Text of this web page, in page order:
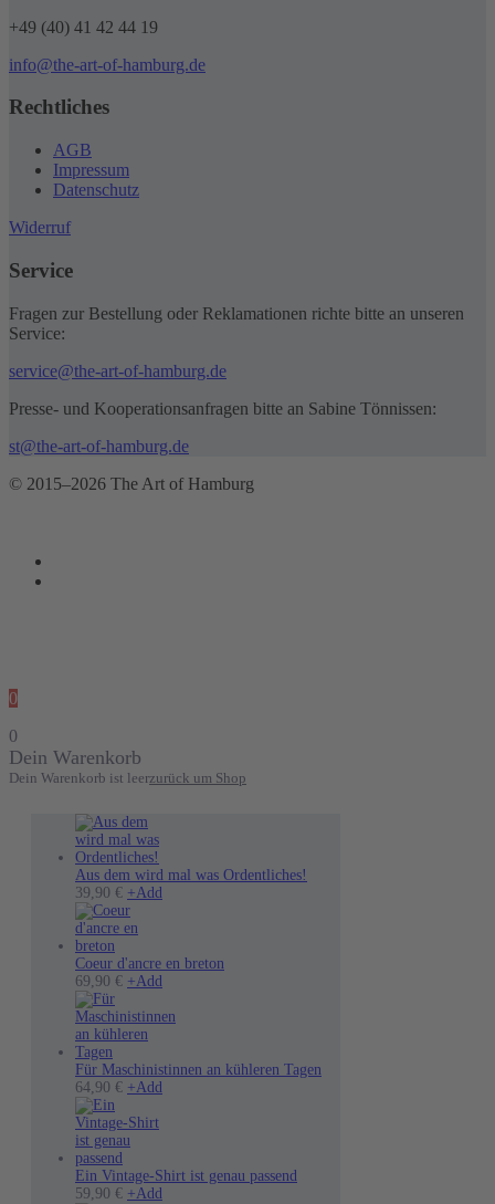
+49 (40) 41 42 44 19
info@the-art-of-hamburg.de
Rechtliches
AGB
Impressum
Datenschutz
Widerruf
Service
Fragen zur Bestellung oder Reklamationen richte bitte an unseren
Service:
service@the-art-of-hamburg.de
Presse- und Kooperationsanfragen bitte an Sabine Tönnissen:
st@the-art-of-hamburg.de
© 2015–2026 The Art of Hamburg
0
0
Dein Warenkorb
Dein Warenkorb ist leerzurück um Shop
Aus dem wird mal was Ordentliches!
39,90 € +Add
Varianten
Optionen
der
Coeur d'ancre en breton
69,90 € +Add
weist
auf.
Produktseite
Für Maschinistinnen an kühleren Tagen
64,90 € +Add
auf.
Ein Vintage-Shirt ist genau passend
59,90 € +Add